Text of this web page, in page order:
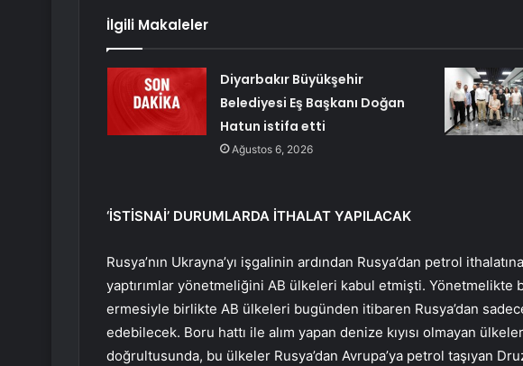
İlgili Makaleler
Diyarbakır Büyükşehir
Belediyesi Eş Başkanı Doğan
Hatun istifa etti
Ağustos 6, 2026
‘İSTİSNAİ’ DURUMLARDA İTHALAT YAPILACAK
Rusya’nın Ukrayna’yı işgalinin ardından Rusya’dan petrol
yaptırımlar yönetmeliğini AB ülkeleri kabul etmişti.
ermesiyle birlikte AB ülkeleri bugünden itibaren Rusya’dan
edebilecek. Boru hattı ile alım yapan denize kıyısı olmayan
doğrultusunda, bu ülkeler Rusya’dan Avrupa’ya petrol taşıyan